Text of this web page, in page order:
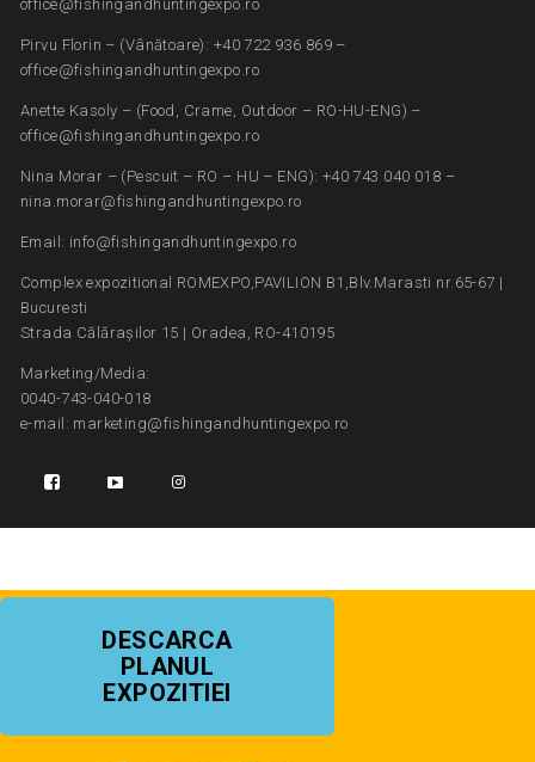
office@fishingandhuntingexpo.ro
Pirvu Florin – (Vânătoare): +40 722 936 869 –
office@fishingandhuntingexpo.ro
Anette Kasoly – (Food, Crame, Outdoor – RO-HU-ENG) –
office@fishingandhuntingexpo.ro
Nina Morar – (Pescuit – RO – HU – ENG): +40 743 040 018 –
nina.morar@fishingandhuntingexpo.ro
Email: info@fishingandhuntingexpo.ro
Complex expozitional ROMEXPO,PAVILION B1,Blv.Marasti nr.65-67 |
Bucuresti
Strada Călărașilor 15 | Oradea, RO-410195
Marketing/Media:
0040-743-040-018
e-mail: marketing@fishingandhuntingexpo.ro
DESCARCA
PLANUL
EXPOZITIEI